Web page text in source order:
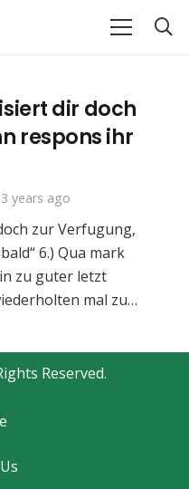
dir doch
respons ihr
3 years ago
zur Verfugung,
6.) Qua mark
zu guter letzt
mal zu…
Reserved.